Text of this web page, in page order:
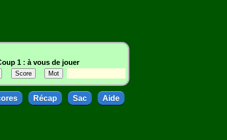
1 : à vous de jouer
Récap Sac Aide